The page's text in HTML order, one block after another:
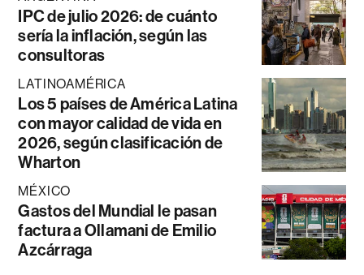
IPC de julio 2026: de cuánto
sería la inflación, según las
consultoras
LATINOAMÉRICA
Los 5 países de América Latina
con mayor calidad de vida en
2026, según clasificación de
Wharton
MÉXICO
Gastos del Mundial le pasan
factura a Ollamani de Emilio
Azcárraga